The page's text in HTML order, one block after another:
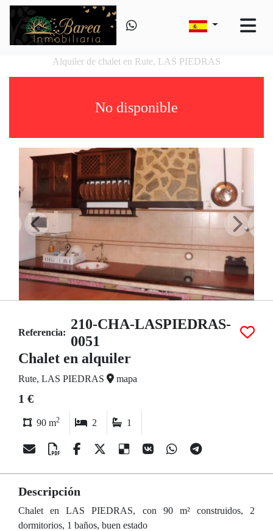
Alquiler de chalet en Rute, LAS PIEDRAS
No disponible
Referencia:
210-CHA-LASPIEDRAS-
0051
Chalet en alquiler
Rute, LAS PIEDRAS mapa
1 €
90 m2 2 1
Descripción
Chalet en LAS PIEDRAS, con 90 m² construidos, 2
dormitorios, 1 baños, buen estado